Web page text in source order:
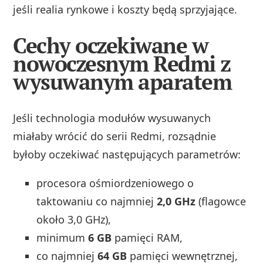
jeśli realia rynkowe i koszty będą sprzyjające.
Cechy oczekiwane w
nowoczesnym Redmi z
wysuwanym aparatem
Jeśli technologia modułów wysuwanych
miałaby wrócić do serii Redmi, rozsądnie
byłoby oczekiwać następujących parametrów:
procesora ośmiordzeniowego o
taktowaniu co najmniej2,0 GHz (flagowce
około 3,0 GHz),
minimum6 GB pamięci RAM,
co najmniej64 GB pamięci wewnętrznej,